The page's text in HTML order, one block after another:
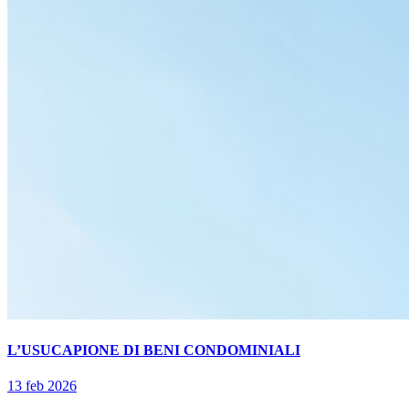
L’USUCAPIONE DI BENI CONDOMINIALI
13 feb 2026